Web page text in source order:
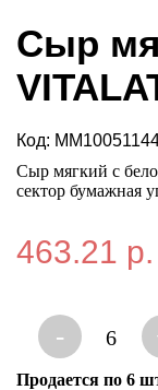
Сыр
Код:
Сыр мягкий с
сектор бумажная
463.21 р.
- 6
Продается по 6